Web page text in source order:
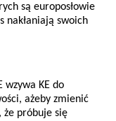
są europosłowie
nakłaniają swoich
wzywa KE do
ażeby zmienić
że próbuje się